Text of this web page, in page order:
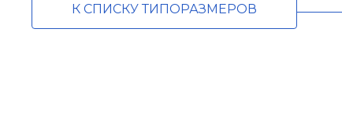
К СПИСКУ ТИПОРАЗМЕРОВ